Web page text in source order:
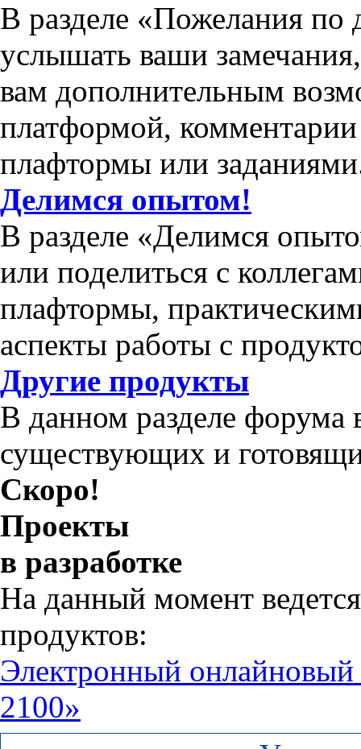
В разделе «Пожелания по
услышать ваши
вам дополнительным
платформой,
плафтормы или
Делимся опытом!
В разделе «Делимся
или поделиться с
плафтормы,
аспекты работы с
Другие продукты
В данном разделе форума
существующих и
Скоро!
Проекты
в разработке
На данный момент
продуктов:
Электронный
2100»